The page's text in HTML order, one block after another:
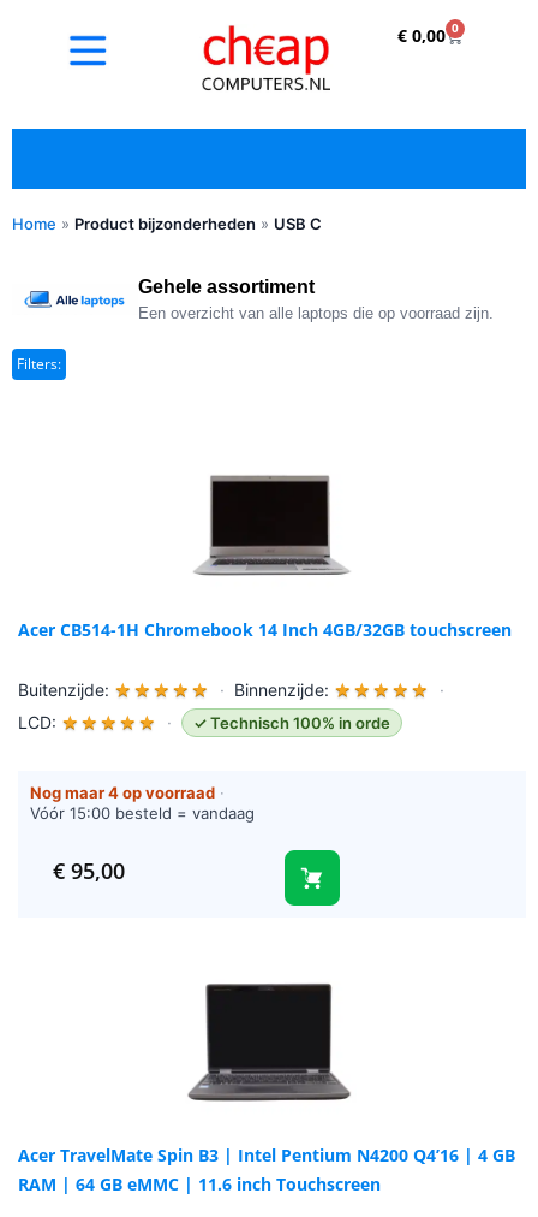
€0,00 0
✓ Refurbished kopen met duidelijke 5-sterren
Home » Product bijzonderheden » USB C
Gehele assortiment
Een overzicht van alle laptops die op voorraad zijn.
Filters:
Acer CB514-1H Chromebook 14 Inch 4GB/32GB touchscreen
Buitenzijde: ★ ★ ★ ★ ★ · Binnenzijde: ★ ★ ★ ★ ★
·
LCD: ★ ★ ★ ★ ★ · ✓ Technisch 100% in orde
Nog maar 4 op voorraad ·
Vóór 15:00 besteld = vandaag
€95,00
Acer TravelMate Spin B3 | Intel Pentium N4200 Q4’16 | 4 GB
RAM | 64 GB eMMC | 11.6 inch Touchscreen